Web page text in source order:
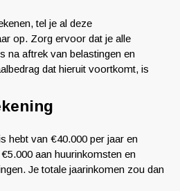
tel je al deze
op. Zorg ervoor dat je alle
na aftrek van belastingen en
dat hieruit voortkomt, is
hebt van €40.000 per jaar en
aan huurinkomsten en
Je totale jaarinkomen zou dan